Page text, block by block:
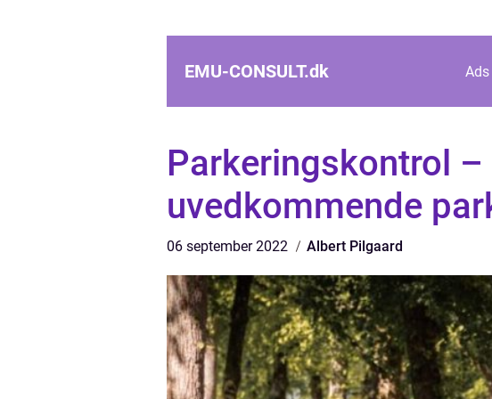
EMU-CONSULT.dk Ads
Parkeringskontrol
uvedkommende
06 september 2022 Albert Pilgaard